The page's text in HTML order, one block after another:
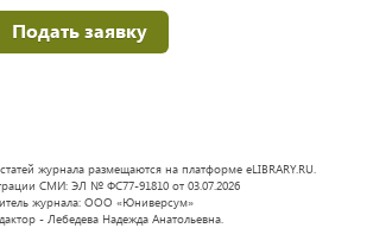
Подать заявку
журнала размещаются на платформе eLIBRARY.RU.
СМИ: ЭЛ № ФС77-91810 от 03.07.2026
журнала: ООО «Юниверсум»
- Лебедева Надежда Анатольевна.